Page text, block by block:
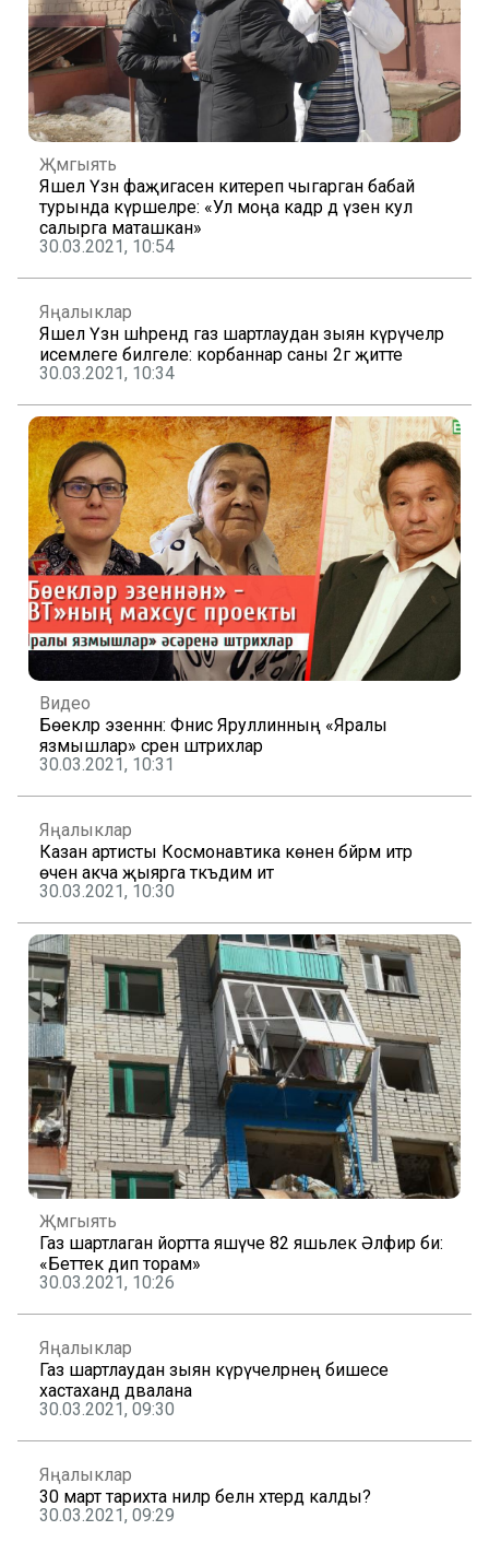
Җәмгыять
Яшел Үзән фаҗигасен китереп чыгарган бабай
турында күршеләре: «Ул моңа кадәр дә үзенә кул
салырга маташкан»
30.03.2021, 10:54
Яңалыклар
Яшел Үзән шәһәрендә газ шартлаудан зыян күрүчеләр
исемлеге билгеле: корбаннар саны 2гә җитте
30.03.2021, 10:34
Видео
Бөекләр эзеннән: Фәнис Яруллинның «Яралы
язмышлар» әсәренә штрихлар
30.03.2021, 10:31
Яңалыклар
Казан артисты Космонавтика көнен бәйрәм итәр
өчен акча җыярга тәкъдим итә
30.03.2021, 10:30
Җәмгыять
Газ шартлаган йортта яшәүче 82 яшьлек Әлфирә әби:
«Беттек дип торам»
30.03.2021, 10:26
Яңалыклар
Газ шартлаудан зыян күрүчеләрнең бишесе
хастаханәдә дәвалана
30.03.2021, 09:30
Яңалыклар
30 март тарихта ниләр белән хәтердә калды?
30.03.2021, 09:29